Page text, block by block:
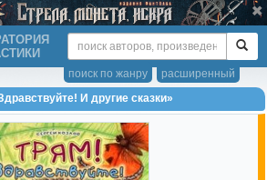
расширенный
поиск по жанру
И другие сказки»